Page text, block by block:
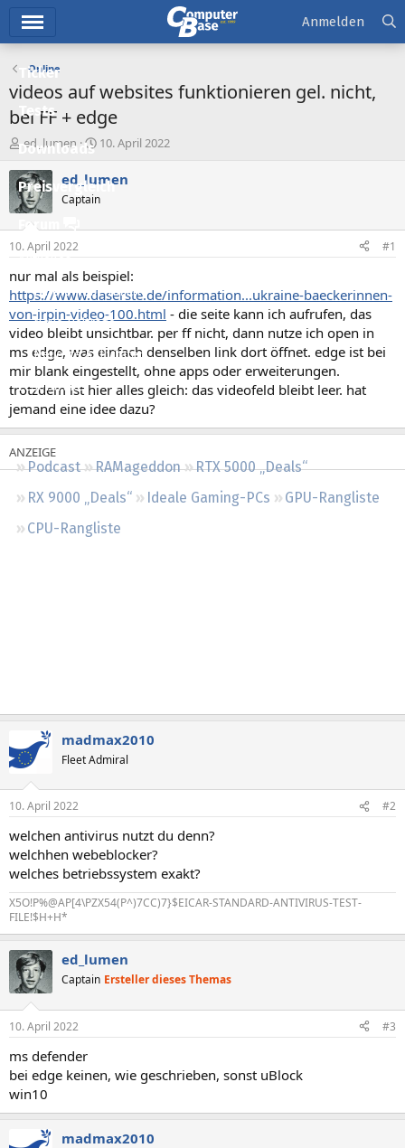
Ticker
Tests
Downloads
Preisvergleich
Forum
Aktuelles
Empfohlene Inhalte
Neue Beiträge
Neueste Aktivitäten
Leserartikel
Regeln
Podcast RAMageddon
RTX 5000 „Deals“
RX 9000 „Deals“
Ideale Gaming-PCs
GPU-Rangliste
CPU-Rangliste
Anmelden
Online
videos auf websites funktionieren gel. nicht,
bei FF + edge
E
r
s
t
e
e
r
ed_lumen
E
s
e
t
a
m
10. April 2022
ed_lumen
Captain
10. April 2022 #1
nur mal als beispiel:
https://www.daserste.de/information...ukraine-baeckerinnen-
von-irpin-video-100.html - die seite kann ich aufrufen, das
video bleibt unsichtbar. per ff nicht, dann nutze ich open in
ms edge, was einfach denselben link dort öffnet. edge ist bei
mir blank eingestellt, ohne apps oder erweiterungen.
trotzdem ist hier alles gleich: das videofeld bleibt leer. hat
jemand eine idee dazu?
madmax2010
Fleet Admiral
10. April 2022 #2
welchen antivirus nutzt du denn?
welchhen webeblocker?
welches betriebssystem exakt?
X5O!P%@AP[4\PZX54(P^)7CC)7}$EICAR-STANDARD-ANTIVIRUS-TEST-
FILE!$H+H*
ed_lumen
Captain Ersteller dieses Themas
10. April 2022 #3
ms defender
bei edge keinen, wie geschrieben, sonst uBlock
win10
madmax2010